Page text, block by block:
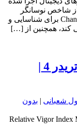
و مورد استفاده قرار می گیرد، Vidya Zone از شاخص نوسانگر
مومنتوم | Chande Momentum Oscillator ( CMO ) برای شناسایی و
کند، همچنین از […]
دانلود اندیکاتور RVI برای متاتریدر 4 |
شعبانی | بدون